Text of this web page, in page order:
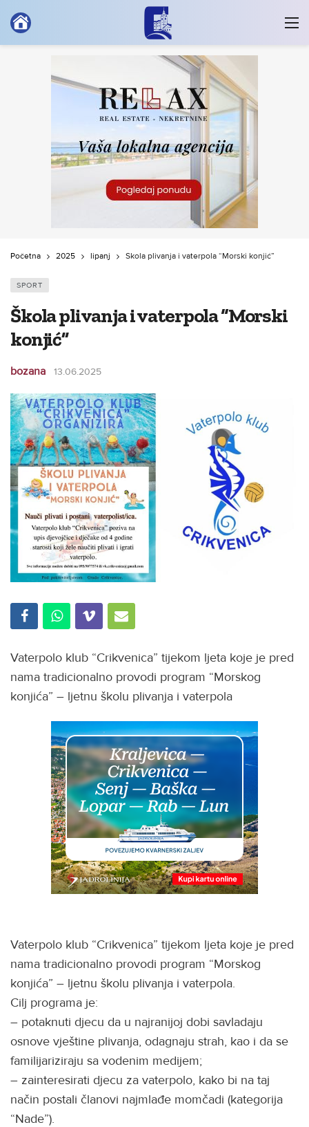
Početna 2025 lipanj Škola plivanja i vaterpola “Morski konjić”
SPORT
Škola plivanja i vaterpola “Morski
konjić”
bozana 13.06.2025
Vaterpolo klub “Crikvenica” tijekom ljeta koje je pred
nama tradicionalno provodi program “Morskog
konjića” – ljetnu školu plivanja i vaterpola
Vaterpolo klub “Crikvenica” tijekom ljeta koje je pred
nama tradicionalno provodi program “Morskog
konjića” – ljetnu školu plivanja i vaterpola.
Cilj programa je:
– potaknuti djecu da u najranijoj dobi savladaju
osnove vještine plivanja, odagnaju strah, kao i da se
familijariziraju sa vodenim medijem;
– zainteresirati djecu za vaterpolo, kako bi na taj
način postali članovi najmlađe momčadi (kategorija
“Nade”).